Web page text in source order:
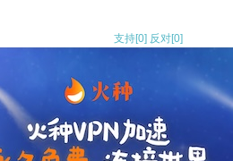
支持[0] 反对[0]
支持[0] 反对